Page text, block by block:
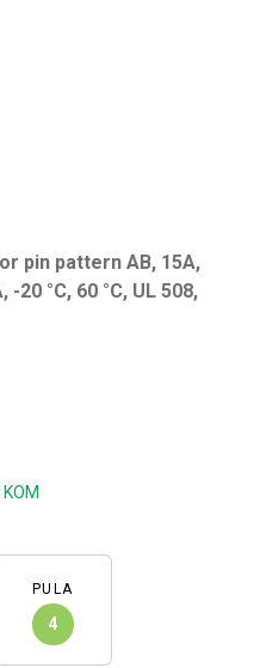
pin pattern AB, 15A,
20 °C, 60 °C, UL 508,
KOM
PULA
4